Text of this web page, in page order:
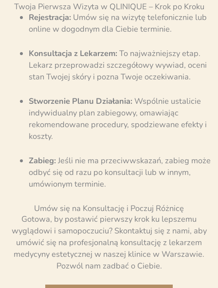
Twoja Pierwsza Wizyta w QLINIQUE – Krok po Kroku
Rejestracja: Umów się na wizytę telefonicznie lub
online w dogodnym dla Ciebie terminie.
Konsultacja z Lekarzem: To najważniejszy etap.
Lekarz przeprowadzi szczegółowy wywiad, oceni
stan Twojej skóry i pozna Twoje oczekiwania.
Stworzenie Planu Działania: Wspólnie ustalicie
indywidualny plan zabiegowy, omawiając
rekomendowane procedury, spodziewane efekty i
koszty.
Zabieg: Jeśli nie ma przeciwwskazań, zabieg może
odbyć się od razu po konsultacji lub w innym,
umówionym terminie.
Umów się na Konsultację i Poczuj Różnicę
Gotowa, by postawić pierwszy krok ku lepszemu
wyglądowi i samopoczuciu? Skontaktuj się z nami, aby
umówić się na profesjonalną konsultację z lekarzem
medycyny estetycznej w naszej klinice w Warszawie.
Pozwól nam zadbać o Ciebie.